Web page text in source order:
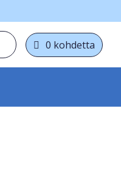
0 kohdetta